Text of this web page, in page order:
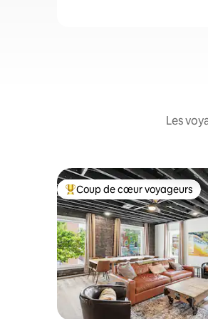
Les
Coups de cœur voyageurs les
Coup de cœur voyageurs